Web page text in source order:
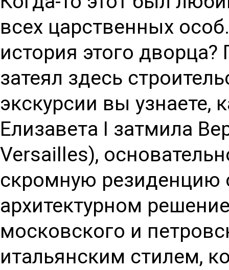
всех царственных
история этого
затеял здесь
экскурсии вы узнаете,
Елизавета I затмила
Versailles),
скромную резиденцию
архитектурном
московского и
итальянским стилем,